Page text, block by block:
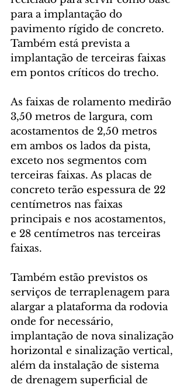
para a implantação do
pavimento rígido de concreto.
Também está prevista a
implantação de terceiras faixas
em pontos críticos do trecho.
As faixas de rolamento medirão
3,50 metros de largura, com
acostamentos de 2,50 metros
em ambos os lados da pista,
exceto nos segmentos com
terceiras faixas. As placas de
concreto terão espessura de 22
centímetros nas faixas
principais e nos acostamentos,
e 28 centímetros nas terceiras
faixas.
Também estão previstos os
serviços de terraplenagem para
alargar a plataforma da rodovia
onde for necessário,
implantação de nova sinalização
horizontal e sinalização vertical,
além da instalação de sistema
de drenagem superficial de